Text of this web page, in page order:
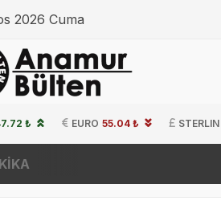
2026 Cuma
₺ EURO 55.04 ₺ STERLIN